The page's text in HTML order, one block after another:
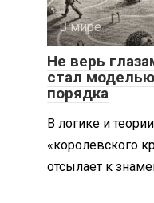
В мире
Не верь
стал
порядка
В логике и
«королевского
отсылает к